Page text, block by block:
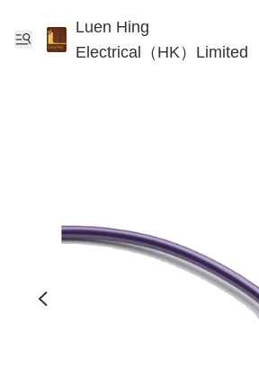
Luen Hing
Electrical（HK）Limited